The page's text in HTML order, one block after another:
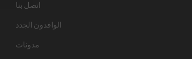
اتصل بنا
الوافدون الجدد
مدونات